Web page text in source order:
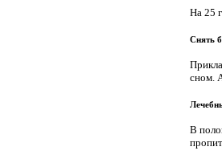
На 25
Снять
сном.
В